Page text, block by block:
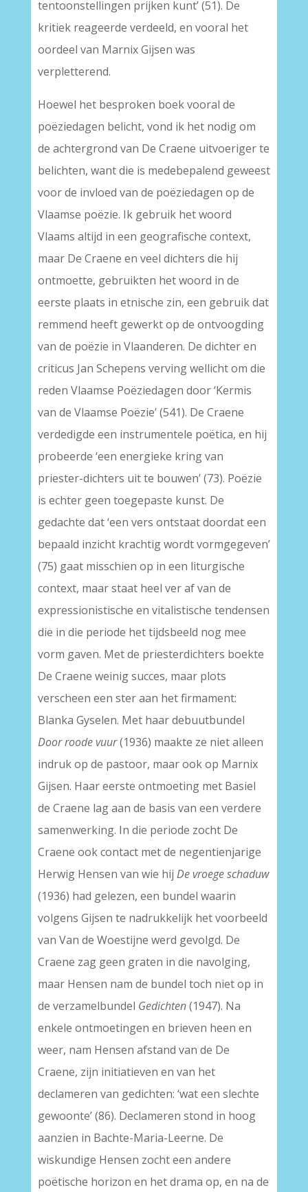
tentoonstellingen prijken kunt’ (51). De
kritiek reageerde verdeeld, en vooral het
oordeel van Marnix Gijsen was
verpletterend.
Hoewel het besproken boek vooral de
poëziedagen belicht, vond ik het nodig om
de achtergrond van De Craene uitvoeriger te
belichten, want die is medebepalend geweest
voor de invloed van de poëziedagen op de
Vlaamse poëzie. Ik gebruik het woord
Vlaams altijd in een geografische context,
maar De Craene en veel dichters die hij
ontmoette, gebruikten het woord in de
eerste plaats in etnische zin, een gebruik dat
remmend heeft gewerkt op de ontvoogding
van de poëzie in Vlaanderen. De dichter en
criticus Jan Schepens verving wellicht om die
reden Vlaamse Poëziedagen door ‘Kermis
van de Vlaamse Poëzie’ (541). De Craene
verdedigde een instrumentele poëtica, en hij
probeerde ‘een energieke kring van
priester-dichters uit te bouwen’ (73). Poëzie
is echter geen toegepaste kunst. De
gedachte dat ‘een vers ontstaat doordat een
bepaald inzicht krachtig wordt vormgegeven’
(75) gaat misschien op in een liturgische
context, maar staat heel ver af van de
expressionistische en vitalistische tendensen
die in die periode het tijdsbeeld nog mee
vorm gaven. Met de priesterdichters boekte
De Craene weinig succes, maar plots
verscheen een ster aan het firmament:
Blanka Gyselen. Met haar debuutbundel
Door roode vuur(1936) maakte ze niet alleen
indruk op de pastoor, maar ook op Marnix
Gijsen. Haar eerste ontmoeting met Basiel
de Craene lag aan de basis van een verdere
samenwerking. In die periode zocht De
Craene ook contact met de negentienjarige
Herwig Hensen van wie hij De vroege schaduw
(1936) had gelezen, een bundel waarin
volgens Gijsen te nadrukkelijk het voorbeeld
van Van de Woestijne werd gevolgd. De
Craene zag geen graten in die navolging,
maar Hensen nam de bundel toch niet op in
de verzamelbundel Gedichten(1947). Na
enkele ontmoetingen en brieven heen en
weer, nam Hensen afstand van de De
Craene, zijn initiatieven en van het
declameren van gedichten: ‘wat een slechte
gewoonte’ (86). Declameren stond in hoog
aanzien in Bachte-Maria-Leerne. De
wiskundige Hensen zocht een andere
poëtische horizon en het drama op, en na de